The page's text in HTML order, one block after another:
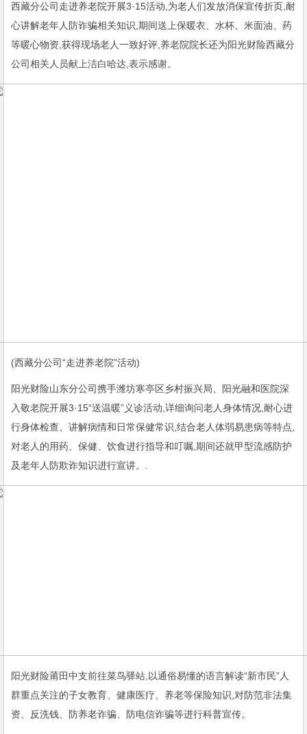
西藏分公司走进养老院开展3·15活动,为老人们发放消保宣传折页,耐
心讲解老年人防诈骗相关知识,期间送上保暖衣、水杯、米面油、药
等暖心物资,获得现场老人一致好评,养老院院长还为阳光财险西藏分
公司相关人员献上洁白哈达,表示感谢。
(西藏分公司“走进养老院”活动)
阳光财险山东分公司携手潍坊寒亭区乡村振兴局、阳光融和医院深
入敬老院开展3·15“送温暖”义诊活动,详细询问老人身体情况,耐心进
行身体检查、讲解病情和日常保健常识,结合老人体弱易患病等特点,
对老人的用药、保健、饮食进行指导和叮嘱,期间还就甲型流感防护
及老年人防欺诈知识进行宣讲。.
阳光财险莆田中支前往菜鸟驿站,以通俗易懂的语言解读“新市民”人
群重点关注的子女教育、健康医疗、养老等保险知识,对防范非法集
资、反洗钱、防养老诈骗、防电信诈骗等进行科普宣传。